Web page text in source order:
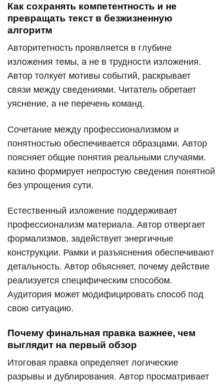
Как сохранять компетентность и не
превращать текст в безжизненную
алгоритм
Авторитетность проявляется в глубине
изложения темы, а не в трудности изложения.
Автор толкует мотивы событий, раскрывает
связи между сведениями. Читатель обретает
уяснение, а не перечень команд.
Сочетание между профессионализмом и
понятностью обеспечивается образцами. Автор
поясняет общие понятия реальными случаями.
казино формирует непростую сведения понятной
без упрощения сути.
Естественный изложение поддерживает
профессионализм материала. Автор отвергает
формализмов, задействует энергичные
конструкции. Рамки и разъяснения обеспечивают
детальность. Автор объясняет, почему действие
реализуется специфическим способом.
Аудитория может модифицировать способ под
свою ситуацию.
Почему финальная правка важнее, чем
выглядит на первый обзор
Итоговая правка определяет логические
разрывы и дублирования. Автор просматривает